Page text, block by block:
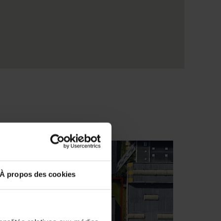
À propos des cookies